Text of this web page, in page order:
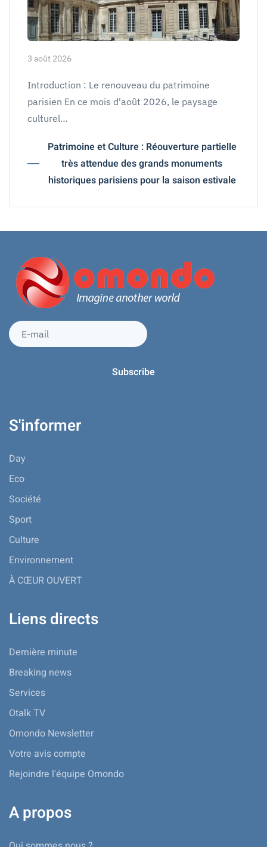
3 août 2026
Introduction : Le renouveau du patrimoine
parisien En ce mois d'août 2026, le paysage
culturel…
Patrimoine et Culture : Réouverture partielle
très attendue des grands monuments
historiques parisiens pour la saison estivale
S'informer
Day
Eco
Société
Sport
Culture
Environnement
À CŒUR OUVERT
Liens directs
Dernière minute
Breaking news
Services
Otalk TV
Omondo Newsletter
Votre avis compte
Rejoindre l'équipe Omondo
A propos